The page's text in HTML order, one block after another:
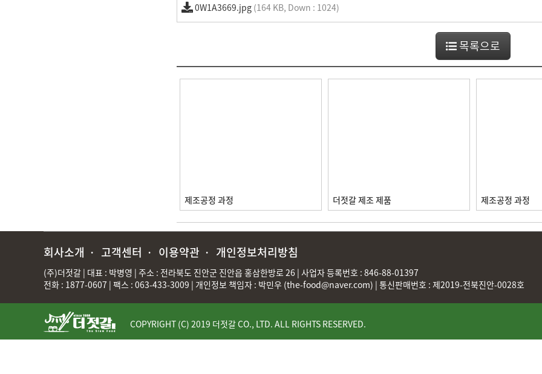
0W1A3669.jpg (164 KB, Down : 1024)
목록으로
제조공정 과정 더젓갈 제조 제품 제조공정 과정
회사소개 · 고객센터 · 이용약관 · 개인정보처리방침
(주)더젓갈 | 대표 : 박병영 | 주소 : 전라북도 진안군 진안읍 홍삼한방로 26 | 사업자 등록번호 : 846-88-01397
전화 : 1877-0607 | 팩스 : 063-433-3009 | 개인정보 책임자 : 박민우 (the-food@naver.com) | 통신판매번호 : 제2019-전북진안-0028호
COPYRIGHT (C) 2019 더젓갈 CO., LTD. ALL RIGHTS RESERVED.